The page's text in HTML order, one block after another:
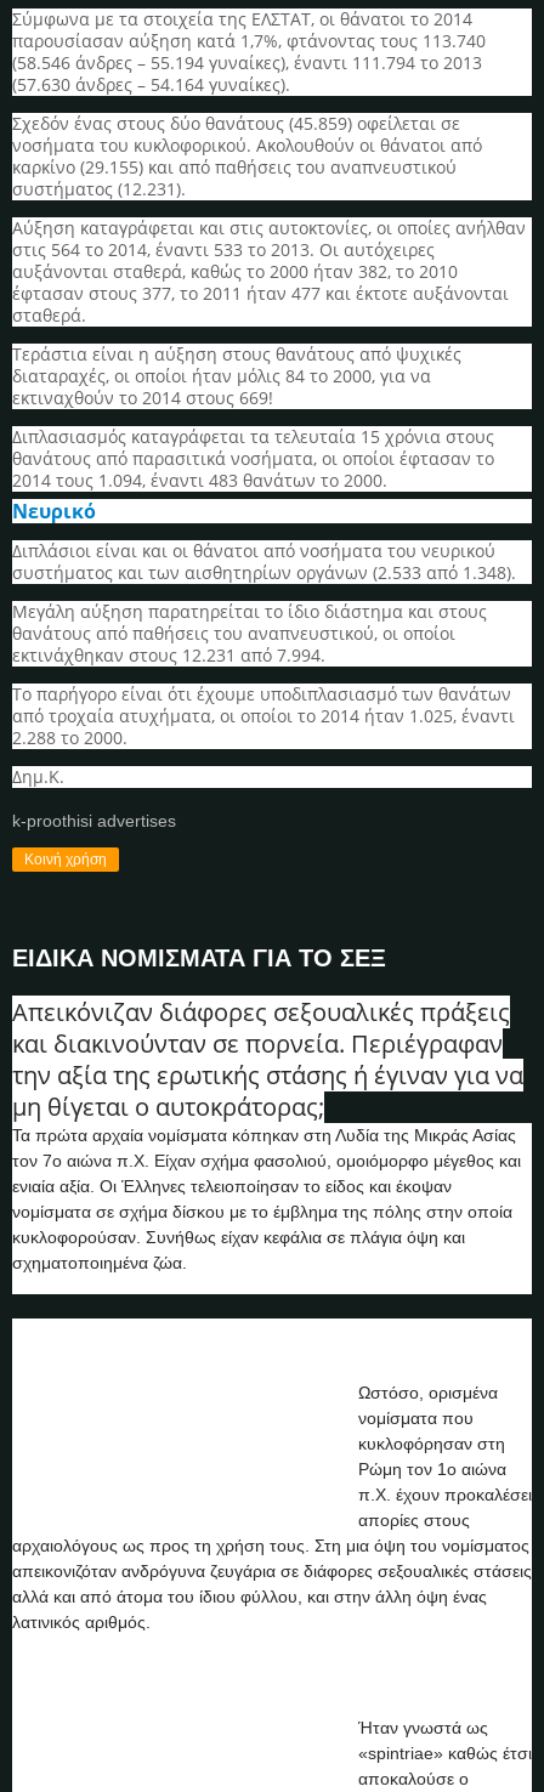
Σύμφωνα με τα στοιχεία της ΕΛΣΤΑΤ, οι θάνατοι το 2014
παρουσίασαν αύξηση κατά 1,7%, φτάνοντας τους 113.740
(58.546 άνδρες – 55.194 γυναίκες), έναντι 111.794 το 2013
(57.630 άνδρες – 54.164 γυναίκες).
Σχεδόν ένας στους δύο θανάτους (45.859) οφείλεται σε
νοσήματα του κυκλοφορικού. Ακολουθούν οι θάνατοι από
καρκίνο (29.155) και από παθήσεις του αναπνευστικού
συστήματος (12.231).
Αύξηση καταγράφεται και στις αυτοκτονίες, οι οποίες ανήλθαν
στις 564 το 2014, έναντι 533 το 2013. Οι αυτόχειρες
αυξάνονται σταθερά, καθώς το 2000 ήταν 382, το 2010
έφτασαν στους 377, το 2011 ήταν 477 και έκτοτε αυξάνονται
σταθερά.
Τεράστια είναι η αύξηση στους θανάτους από ψυχικές
διαταραχές, οι οποίοι ήταν μόλις 84 το 2000, για να
εκτιναχθούν το 2014 στους 669!
Διπλασιασμός καταγράφεται τα τελευταία 15 χρόνια στους
θανάτους από παρασιτικά νοσήματα, οι οποίοι έφτασαν το
2014 τους 1.094, έναντι 483 θανάτων το 2000.
Νευρικό
Διπλάσιοι είναι και οι θάνατοι από νοσήματα του νευρικού
συστήματος και των αισθητηρίων οργάνων (2.533 από 1.348).
Μεγάλη αύξηση παρατηρείται το ίδιο διάστημα και στους
θανάτους από παθήσεις του αναπνευστικού, οι οποίοι
εκτινάχθηκαν στους 12.231 από 7.994.
Το παρήγορο είναι ότι έχουμε υποδιπλασιασμό των θανάτων
από τροχαία ατυχήματα, οι οποίοι το 2014 ήταν 1.025, έναντι
2.288 το 2000.
Δημ.Κ.
k-proothisi advertises
Κοινή χρήση
ΕΙΔΙΚΑ ΝΟΜΙΣΜΑΤΑ ΓΙΑ ΤΟ ΣΕΞ
Απεικόνιζαν διάφορες σεξουαλικές πράξεις
και διακινούνταν σε πορνεία. Περιέγραφαν
την αξία της ερωτικής στάσης ή έγιναν για να
μη θίγεται ο αυτοκράτορας;
Τα πρώτα αρχαία νομίσματα κόπηκαν στη Λυδία της Μικράς Ασίας
τον 7ο αιώνα π.Χ. Είχαν σχήμα φασολιού, ομοιόμορφο μέγεθος και
ενιαία αξία. Οι Έλληνες τελειοποίησαν το είδος και έκοψαν
νομίσματα σε σχήμα δίσκου με το έμβλημα της πόλης στην οποία
κυκλοφορούσαν. Συνήθως είχαν κεφάλια σε πλάγια όψη και
σχηματοποιημένα ζώα.
Ωστόσο, ορισμένα
νομίσματα που
κυκλοφόρησαν στη
Ρώμη τον 1ο αιώνα
π.Χ. έχουν προκαλέσει
απορίες στους
αρχαιολόγους ως προς τη χρήση τους. Στη μια όψη του νομίσματος
απεικονιζόταν ανδρόγυνα ζευγάρια σε διάφορες σεξουαλικές στάσεις
αλλά και από άτομα του ίδιου φύλλου, και στην άλλη όψη ένας
λατινικός αριθμός.
Ήταν γνωστά ως
«spintriae» καθώς έτσι
αποκαλούσε ο